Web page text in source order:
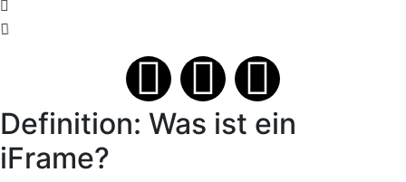
Definition: Was ist ein
iFrame?